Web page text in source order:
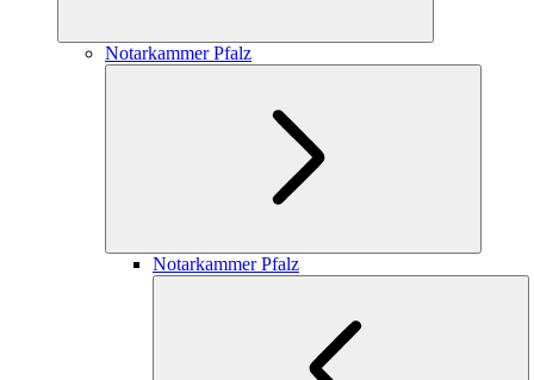
Notarkammer Pfalz
Notarkammer Pfalz